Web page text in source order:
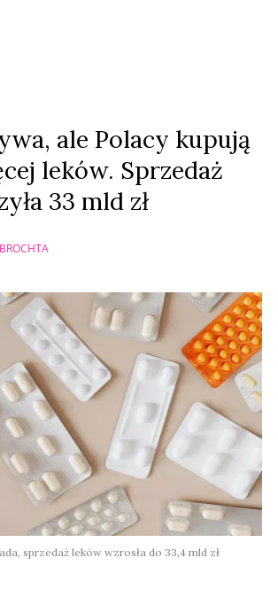
ale Polacy kupują
leków. Sprzedaż
33 mld zł
sprzedaż leków wzrosła do 33,4 mld zł